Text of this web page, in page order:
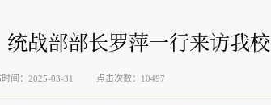
战部部长罗萍一行来访我校
时间：2025-03-31 点击次数：10497